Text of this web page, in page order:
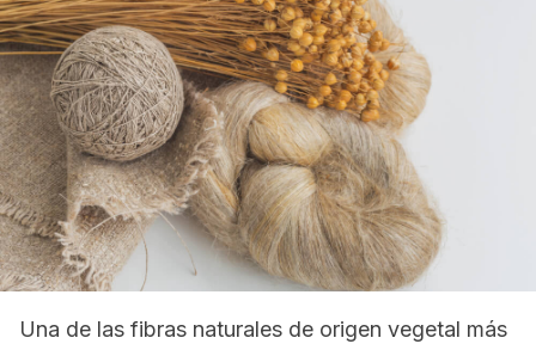
Una de las fibras naturales de origen vegetal más